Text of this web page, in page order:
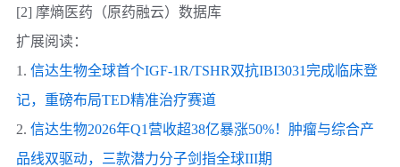
[2] 摩熵医药（原药融云）数据库
扩展阅读：
1. 信达生物全球首个IGF-1R/TSHR双抗IBI3031完成临床登
记，重磅布局TED精准治疗赛道
2. 信达生物2026年Q1营收超38亿暴涨50%！肿瘤与综合产
品线双驱动，三款潜力分子剑指全球III期